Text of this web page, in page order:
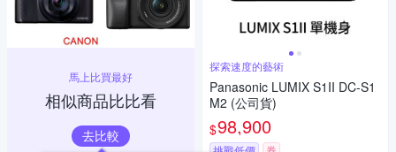
馬上比買最好
相似商品比比看
去比較
探索速度的藝術
Panasonic LUMIX S1II DC-S1
M2 (公司貨)
$98,900